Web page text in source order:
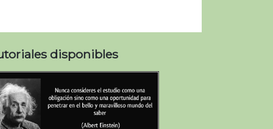
disponibles